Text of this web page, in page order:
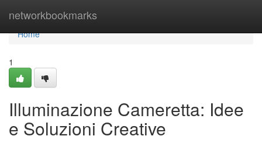
networkbookmarks
Home
Home
1
Illuminazione Cameretta: Idee
e Soluzioni Creative